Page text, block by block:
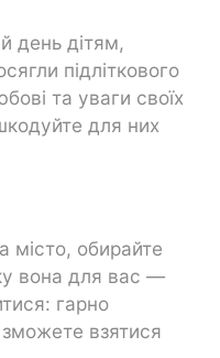
день дітям,
підліткового
та уваги своїх
для них
місто, обирайте
вона для вас —
гарно
взятися